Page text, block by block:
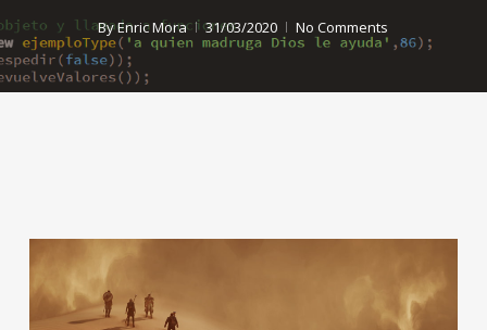
ByEnric Mora 31/03/2020 No Comments